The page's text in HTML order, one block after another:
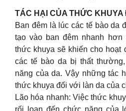
TÁC HẠI CỦA THỨC
Ban đêm là lúc các tế bào da
tạo vào ban đêm nhanh
thức khuya sẽ khiến cho hoạt
các tế bào da bị thất
năng của da. Vậy những tác
thức khuya đối với làn da của
Lão hóa nhanh: Việc thức
rối loạn đến chức năng của